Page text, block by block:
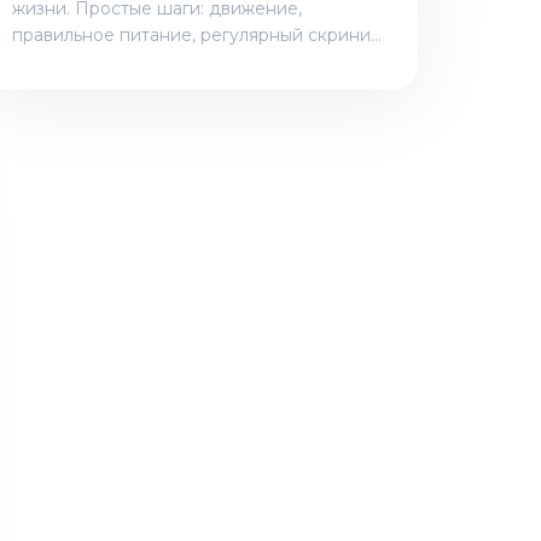
жизни. Простые шаги: движение,
правильное питание, регулярный скрининг